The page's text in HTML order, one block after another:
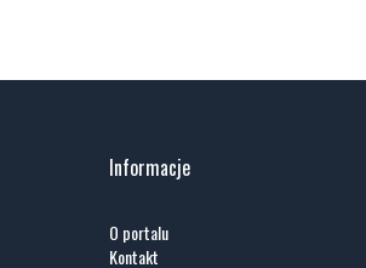
Informacje
O portalu
Kontakt